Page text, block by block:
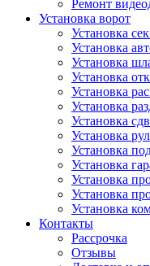
Ремонт
Установка ворот
Установка
Установка
Установка
Установка
Установка
Установка
Установка
Установка
Установка
Установка
Установка
Установка
Установка
Контакты
Рассрочка
Отзывы